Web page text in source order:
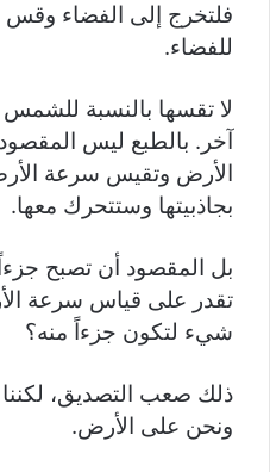
فلتخرج إلى الفضاء وقس
للفضاء.
لا تقسها بالنسبة
آخر. بالطبع ليس
الأرض وتقيس سرعة
بجاذبيتها وستتحرك معها.
بل المقصود أن تصبح
تقدر على قياس سرعة
شيء لتكون جزءاً منه؟
ذلك صعب التصديق،
ونحن على الأرض.